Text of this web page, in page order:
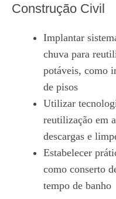
Construção Civil
Implantar
chuva para
potáveis, como
de pisos
Utilizar
reutilização em
descargas e
Estabelecer
como conserto
tempo de banho